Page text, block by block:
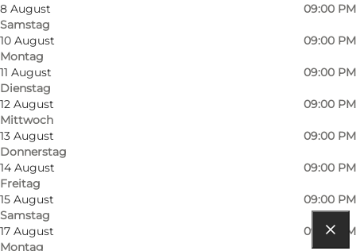
8 August
Samstag
09:00 PM
10 August
Montag
09:00 PM
11 August
Dienstag
09:00 PM
12 August
Mittwoch
09:00 PM
13 August
Donnerstag
09:00 PM
14 August
Freitag
09:00 PM
15 August
Samstag
09:00 PM
17 August
Montag
09:00 PM